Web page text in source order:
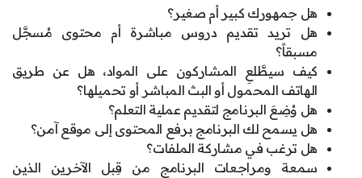
هل جمهورك كبير أم صغير؟
هل تريد تقديم دروس مباشرة أم محتوى مُسجَّل
مسبقاً؟
كيف سيطَّلعِ المشاركون على المواد، هل عن طريق
الهاتف المحمول أو البث المباشر أو تحميلها؟
هل وُضِعَ البرنامج لتقديم عملية التعلم؟
هل يسمح لك البرنامج برفع المحتوى إلى موقع آمن؟
هل ترغب في مشاركة الملفات؟
سمعة ومراجعات البرنامج من قِبل الآخرين الذين